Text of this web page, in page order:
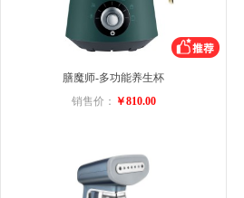
膳魔师-多功能养生杯
销售价： ￥810.00